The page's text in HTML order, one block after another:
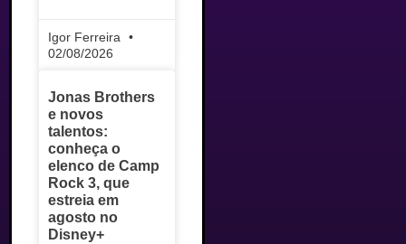
Igor Ferreira
02/08/2026
Jonas Brothers
e novos
talentos:
conheça o
elenco de Camp
Rock 3, que
estreia em
agosto no
Disney+